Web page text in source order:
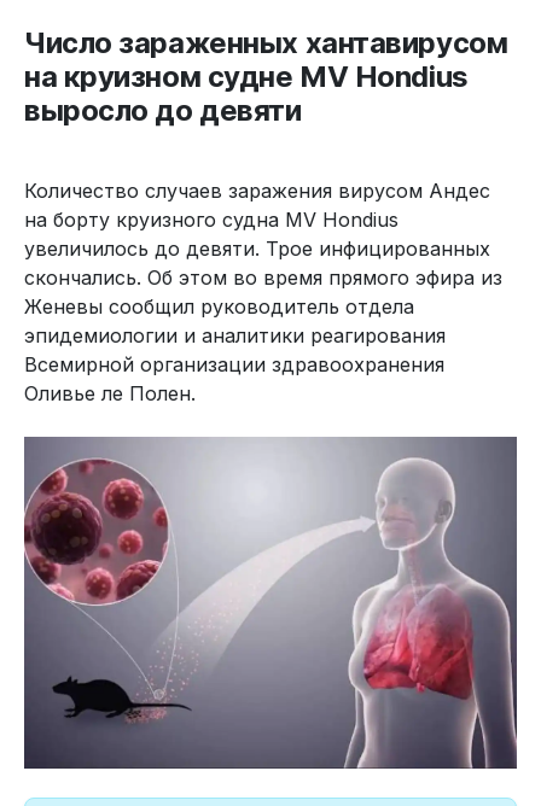
Число зараженных хантавирусом
на круизном судне MV Hondius
выросло до девяти
Количество случаев заражения вирусом Андес
на борту круизного судна MV Hondius
увеличилось до девяти. Трое инфицированных
скончались. Об этом во время прямого эфира из
Женевы сообщил руководитель отдела
эпидемиологии и аналитики реагирования
Всемирной организации здравоохранения
Оливье ле Полен.